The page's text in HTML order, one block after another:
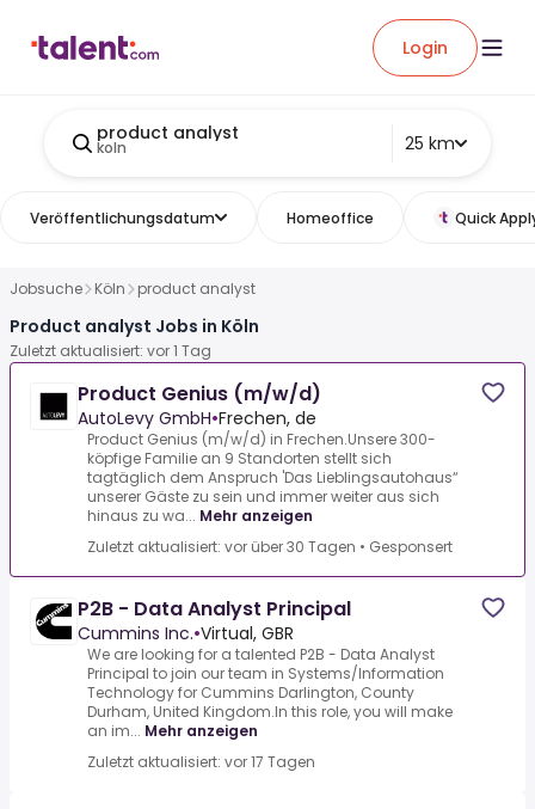
Login
product analyst
koln 25 km
Veröffentlichungsdatum Homeoffice Quick
Jobsuche Köln product analyst
Product analyst Jobs in Köln
Zuletzt aktualisiert: vor 1 Tag
Product Genius (m/w/d)
AutoLevy GmbH•Frechen, de
Product Genius (m/w/d) in Frechen.Unsere 300-
köpfige Familie an 9 Standorten stellt sich
tagtäglich dem Anspruch 'Das Lieblingsautohaus“
unserer Gäste zu sein und immer weiter aus sich
hinaus zu wa... Mehr anzeigen
Zuletzt aktualisiert: vor über 30 Tagen • Gesponsert
P2B - Data Analyst Principal
Cummins Inc.•Virtual, GBR
We are looking for a talented P2B - Data Analyst
Principal to join our team in Systems/Information
Technology for Cummins Darlington, County
Durham, United Kingdom.In this role, you will make
an im... Mehr anzeigen
Zuletzt aktualisiert: vor 17 Tagen